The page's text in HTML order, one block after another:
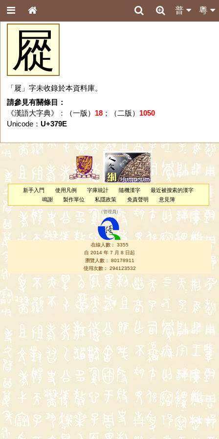
粵
普
㞞
「㞞」字未收錄於本資料庫。
請參見有關條目：
《漢語大字典》：（一版） 18；（二版） 1050
Unicode： U+379E
新手入門 使用凡例 字庫統計 隨機漢字
最近被搜索的漢字
鳴謝
製作單位 私隱政策 免責聲明 意見簿
（管理員 ）
在線人數： 3355
自 2014 年 7 月 8 日起
瀏覽人數： 80178911
使用次數： 294123532